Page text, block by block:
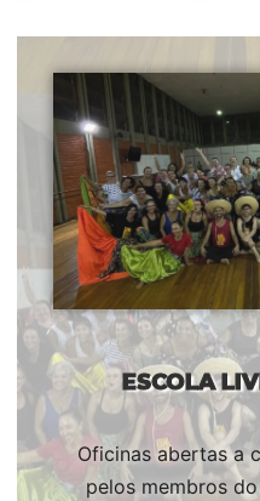
ESCOLA
Oficinas abertas a
pelos membros